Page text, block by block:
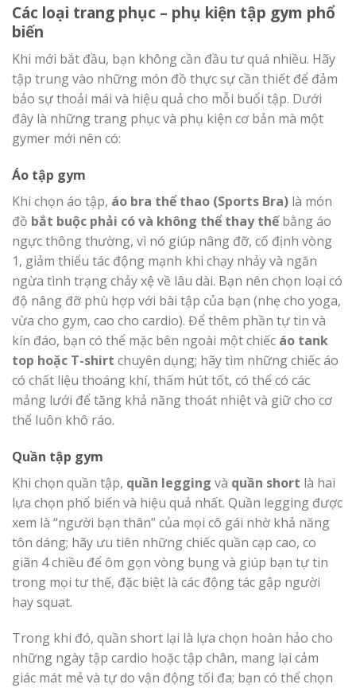
Các loại trang phục – phụ kiện tập gym phổ
biến
Khi mới bắt đầu, bạn không cần đầu tư quá nhiều. Hãy
tập trung vào những món đồ thực sự cần thiết để đảm
bảo sự thoải mái và hiệu quả cho mỗi buổi tập. Dưới
đây là những trang phục và phụ kiện cơ bản mà một
gymer mới nên có:
Áo tập gym
Khi chọn áo tập, áo bra thể thao (Sports Bra) là món
đồ bắt buộc phải có và không thể thay thếbằng áo
ngực thông thường, vì nó giúp nâng đỡ, cố định vòng
1, giảm thiểu tác động mạnh khi chạy nhảy và ngăn
ngừa tình trạng chảy xệ về lâu dài. Bạn nên chọn loại có
độ nâng đỡ phù hợp với bài tập của bạn (nhẹ cho yoga,
vừa cho gym, cao cho cardio). Để thêm phần tự tin và
kín đáo, bạn có thể mặc bên ngoài một chiếc áo tank
top hoặc T-shirt chuyên dụng; hãy tìm những chiếc áo
có chất liệu thoáng khí, thấm hút tốt, có thể có các
mảng lưới để tăng khả năng thoát nhiệt và giữ cho cơ
thể luôn khô ráo.
Quần tập gym
Khi chọn quần tập, quần legging và quần short là hai
lựa chọn phổ biến và hiệu quả nhất. Quần legging được
xem là “người bạn thân” của mọi cô gái nhờ khả năng
tôn dáng; hãy ưu tiên những chiếc quần cạp cao, co
giãn 4 chiều để ôm gọn vòng bụng và giúp bạn tự tin
trong mọi tư thế, đặc biệt là các động tác gập người
hay squat.
Trong khi đó, quần short lại là lựa chọn hoàn hảo cho
những ngày tập cardio hoặc tập chân, mang lại cảm
giác mát mẻ và tự do vận động tối đa; bạn có thể chọn